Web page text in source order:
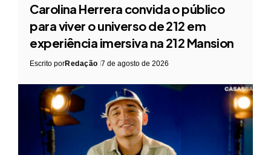
Carolina Herrera convida o público
para viver o universo de 212 em
experiência imersiva na 212 Mansion
Escrito porRedação 7 de agosto de 2026